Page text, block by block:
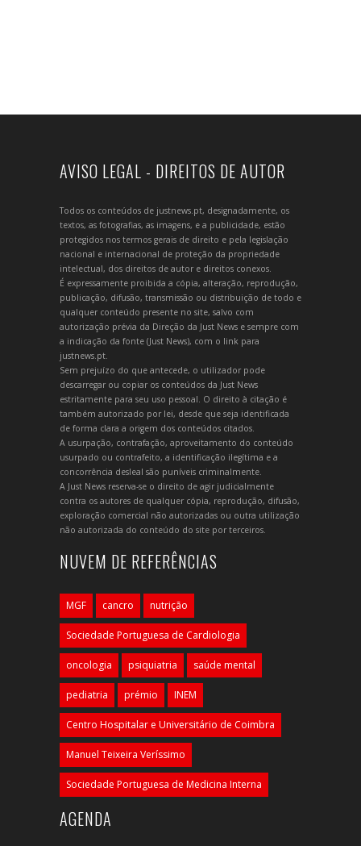
AVISO LEGAL - DIREITOS DE AUTOR
Todos os conteúdos de justnews.pt, designadamente, os
textos, as fotografias, as imagens, e a publicidade, estão
protegidos nos termos gerais de direito e pela legislação
nacional e internacional de proteção da propriedade
intelectual, dos direitos de autor e direitos conexos.
É expressamente proibida a cópia, alteração, reprodução,
publicação, difusão, transmissão ou distribuição de todo e
qualquer conteúdo presente no site, salvo com
autorização prévia da Direção da Just News e sempre com
a indicação da fonte (Just News), com o link para
justnews.pt.
Sem prejuízo do que antecede, o utilizador pode
descarregar ou copiar os conteúdos da Just News
estritamente para seu uso pessoal. O direito à citação é
também autorizado por lei, desde que seja identificada
de forma clara a origem dos conteúdos citados.
A usurpação, contrafação, aproveitamento do conteúdo
usurpado ou contrafeito, a identificação ilegítima e a
concorrência desleal são puníveis criminalmente.
A Just News reserva-se o direito de agir judicialmente
contra os autores de qualquer cópia, reprodução, difusão,
exploração comercial não autorizadas ou outra utilização
não autorizada do conteúdo do site por terceiros.
NUVEM DE REFERÊNCIAS
MGF cancro nutrição
Sociedade Portuguesa de Cardiologia
oncologia psiquiatria saúde mental
pediatria prémio INEM
Centro Hospitalar e Universitário de Coimbra
Manuel Teixeira Veríssimo
Sociedade Portuguesa de Medicina Interna
AGENDA